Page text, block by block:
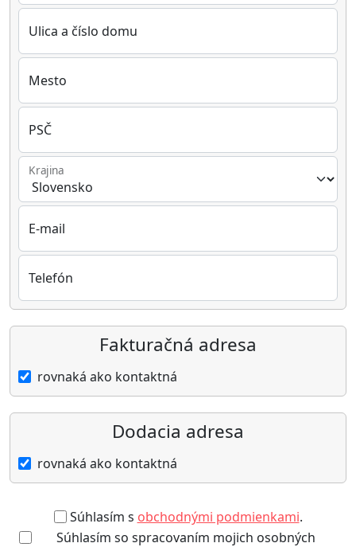
Ulica a číslo domu
Mesto
PSČ
Krajina
E-mail
Telefón
Fakturačná adresa
rovnaká ako kontaktná
Dodacia adresa
rovnaká ako kontaktná
Súhlasím s obchodnými podmienkami.
Súhlasím so spracovaním mojich osobných